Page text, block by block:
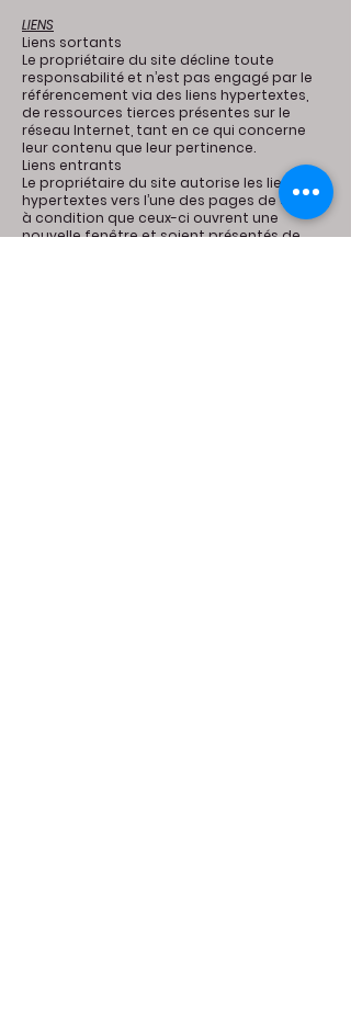
LIENS
Liens sortants
Le propriétaire du site décline toute
responsabilité et n’est pas engagé par le
référencement via des liens hypertextes,
de ressources tierces présentes sur le
réseau Internet, tant en ce qui concerne
leur contenu que leur pertinence.
Liens entrants
Le propriétaire du site autorise les liens
hypertextes vers l’une des pages de ce site,
à condition que ceux-ci ouvrent une
nouvelle fenêtre et soient présentés de